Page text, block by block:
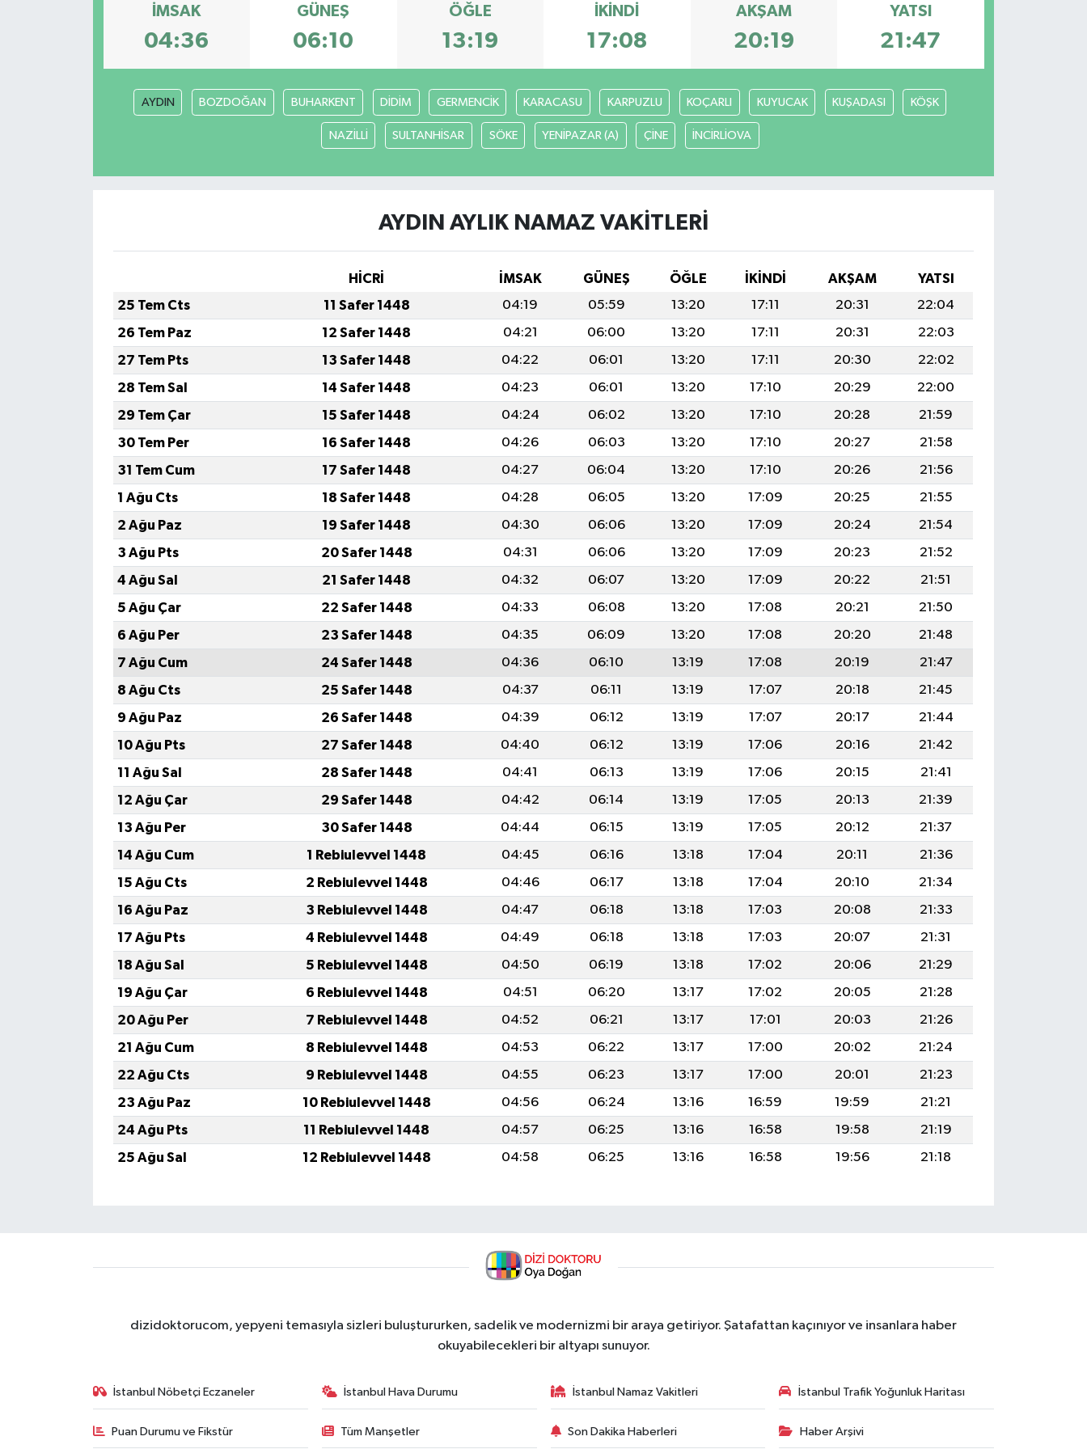
İMSAK
04:36
GÜNEŞ
06:10
ÖĞLE
13:19
İKINDI
17:08
AKŞAM
20:19
YATSI
21:47
AYDIN BOZDOĞAN BUHARKENT DİDİM GERMENCİK KARACASU KARPUZLU KOÇARLI KUYUCAK KUŞADASI KÖŞK
NAZİLLİ SULTANHİSAR SÖKE YENİPAZAR (A) ÇİNE İNCİRLİOVA
AYDIN AYLIK NAMAZ VAKITLERI
HİCRİ İMSAK GÜNEŞ ÖĞLE İKINDI AKŞAM
YATSI
25 Tem Cts
11 Safer 1448 04:19 05:59 13:20 17:11 20:31
22:04
26 Tem Paz
12 Safer 1448 04:21 06:00 13:20 17:11 20:31
22:03
27 Tem Pts
13 Safer 1448 04:22 06:01 13:20 17:11 20:30
22:02
28 Tem Sal
14 Safer 1448 04:23 06:01 13:20 17:10 20:29
22:00
29 Tem Çar
15 Safer 1448 04:24 06:02 13:20 17:10 20:28
21:59
30 Tem Per
16 Safer 1448 04:26 06:03 13:20 17:10 20:27
21:58
31 Tem Cum
17 Safer 1448 04:27 06:04 13:20 17:10 20:26
21:56
1 Ağu Cts
18 Safer 1448 04:28 06:05 13:20 17:09 20:25
21:55
2 Ağu Paz
19 Safer 1448 04:30 06:06 13:20 17:09 20:24
21:54
3 Ağu Pts
20 Safer 1448 04:31 06:06 13:20 17:09 20:23
21:52
4 Ağu Sal
21 Safer 1448 04:32 06:07 13:20 17:09 20:22
21:51
5 Ağu Çar
22 Safer 1448 04:33 06:08 13:20 17:08 20:21
21:50
6 Ağu Per
23 Safer 1448 04:35 06:09 13:20 17:08 20:20
21:48
7 Ağu Cum
24 Safer 1448 04:36 06:10 13:19 17:08 20:19
21:47
8 Ağu Cts
25 Safer 1448 04:37 06:11 13:19 17:07 20:18
21:45
9 Ağu Paz
26 Safer 1448 04:39 06:12 13:19 17:07 20:17
21:44
10 Ağu Pts
27 Safer 1448 04:40 06:12 13:19 17:06 20:16
21:42
11 Ağu Sal
28 Safer 1448 04:41 06:13 13:19 17:06 20:15
21:41
12 Ağu Çar
29 Safer 1448 04:42 06:14 13:19 17:05 20:13
21:39
13 Ağu Per
30 Safer 1448 04:44 06:15 13:19 17:05 20:12
21:37
14 Ağu Cum
1 Rebiulevvel 1448 04:45 06:16 13:18 17:04 20:11
21:36
15 Ağu Cts
2 Rebiulevvel 1448 04:46 06:17 13:18 17:04 20:10
21:34
16 Ağu Paz
3 Rebiulevvel 1448 04:47 06:18 13:18 17:03 20:08
21:33
17 Ağu Pts
4 Rebiulevvel 1448 04:49 06:18 13:18 17:03 20:07
21:31
18 Ağu Sal
5 Rebiulevvel 1448 04:50 06:19 13:18 17:02 20:06
21:29
19 Ağu Çar
6 Rebiulevvel 1448 04:51 06:20 13:17 17:02 20:05
21:28
20 Ağu Per
7 Rebiulevvel 1448 04:52 06:21 13:17 17:01 20:03
21:26
21 Ağu Cum
8 Rebiulevvel 1448 04:53 06:22 13:17 17:00 20:02
21:24
22 Ağu Cts
9 Rebiulevvel 1448 04:55 06:23 13:17 17:00 20:01
21:23
23 Ağu Paz
10 Rebiulevvel 1448 04:56 06:24 13:16 16:59 19:59
21:21
24 Ağu Pts
11 Rebiulevvel 1448 04:57 06:25 13:16 16:58 19:58
21:19
25 Ağu Sal
12 Rebiulevvel 1448 04:58 06:25 13:16 16:58 19:56 21:18
dizidoktorucom, yepyeni temasıyla sizleri buluştururken, sadelik ve modernizmi bir araya getiriyor. Şatafattan kaçınıyor ve insanlara haber
okuyabilecekleri bir altyapı sunuyor.
İstanbul Nöbetçi Eczaneler İstanbul Hava Durumu İstanbul Namaz Vakitleri İstanbul Trafik Yoğunluk Haritası
Puan Durumu ve Fikstür Tüm Manşetler Son Dakika Haberleri Haber Arşivi